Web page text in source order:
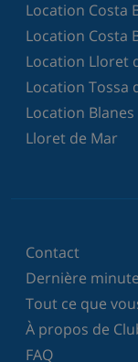
Location Costa
Location Costa
Location Lloret
Location Tossa
Location Blanes
Lloret de Mar
Contact
Dernière minute
Tout ce que
À propos de
FAQ